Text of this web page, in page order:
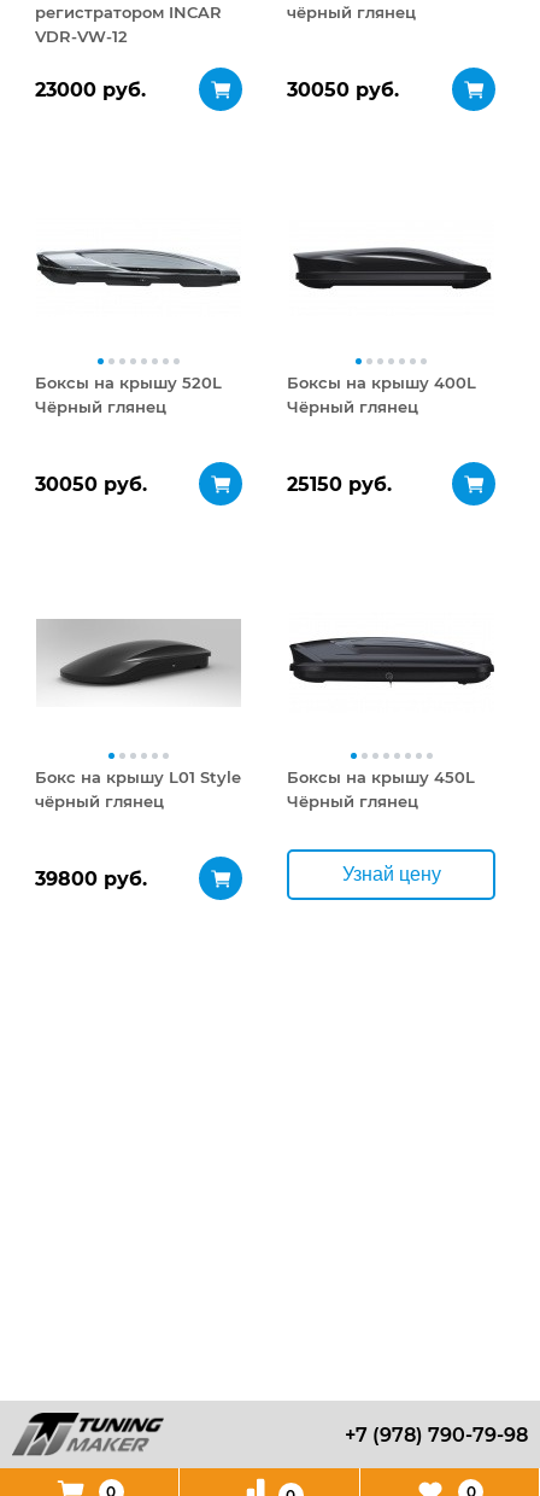
регистратором INCAR
VDR-VW-12
23000 руб.
чёрный глянец
30050 руб.
Боксы на крышу 520L
Чёрный глянец
30050 руб.
Боксы на крышу 400L
Чёрный глянец
25150 руб.
Бокс на крышу L01 Style
чёрный глянец
39800 руб.
Боксы на крышу 450L
Чёрный глянец
Узнай цену
+7 (978) 790-79-98
0 0